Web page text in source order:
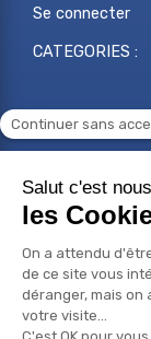
Se connecter
CATEGORIES :
Reconversion
Changer de
Compétences